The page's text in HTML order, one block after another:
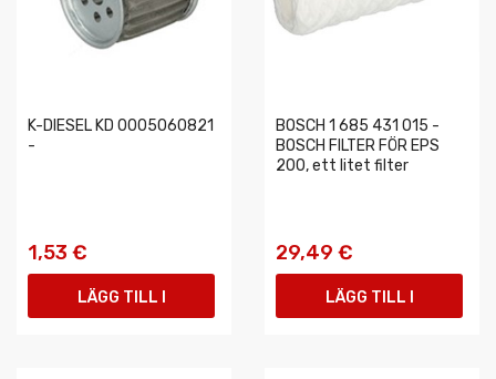
K-DIESEL KD 0005060821
-
1,53 €
LÄGG TILL I
BOSCH 1 685 431 015 -
BOSCH FILTER FÖR EPS
200, ett litet filter
29,49 €
LÄGG TILL I